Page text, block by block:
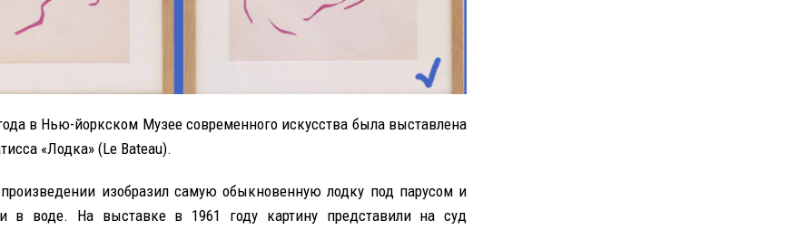
в Нью-йоркском Музее современного искусства была выставлена
«Лодка» (Le Bateau).
изобразил самую обыкновенную лодку под парусом и
в воде. На выставке в 1961 году картину представили на суд